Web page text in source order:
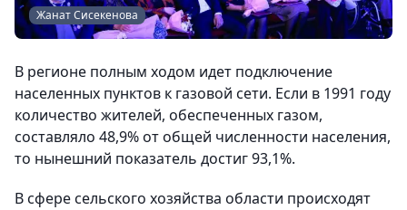
Жанат Сисекенова
В регионе полным ходом идет подключение
населенных пунктов к газовой сети. Если в 1991 году
количество жителей, обеспеченных газом,
составляло 48,9% от общей численности населения,
то нынешний показатель достиг 93,1%.
В сфере сельского хозяйства области происходят